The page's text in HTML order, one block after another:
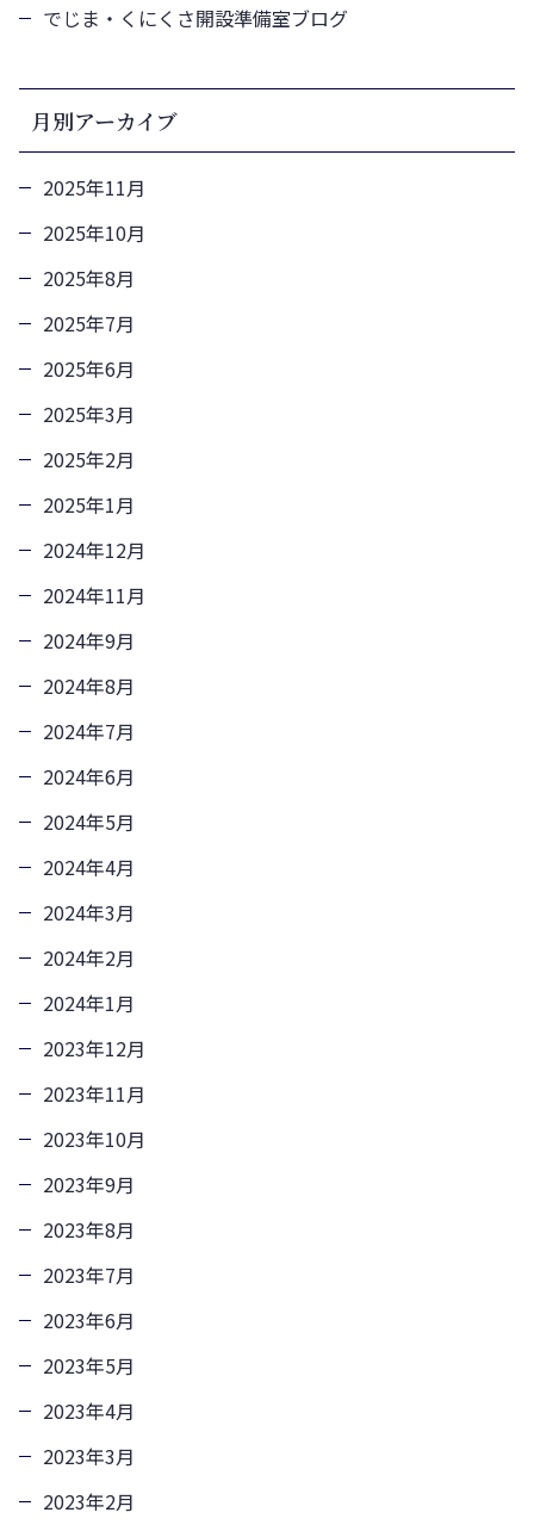
でじま・くにくさ開設準備室ブログ
月別アーカイブ
2025年11月
2025年10月
2025年8月
2025年7月
2025年6月
2025年3月
2025年2月
2025年1月
2024年12月
2024年11月
2024年9月
2024年8月
2024年7月
2024年6月
2024年5月
2024年4月
2024年3月
2024年2月
2024年1月
2023年12月
2023年11月
2023年10月
2023年9月
2023年8月
2023年7月
2023年6月
2023年5月
2023年4月
2023年3月
2023年2月